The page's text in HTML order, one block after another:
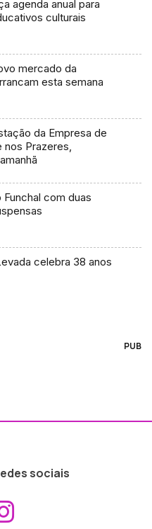
agenda anual para
culturais
mercado da
esta semana
da Empresa de
nos Prazeres,
Funchal com duas
celebra 38 anos
PUB
sociais
ao